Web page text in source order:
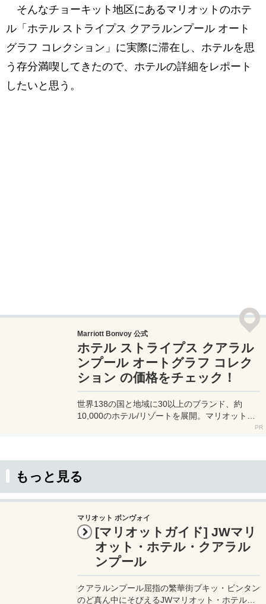
そんなチョーキット地区にあるマリオットのホテ
ル「ホテル ストライプス クアラルンプール オート
グラフ コレクション」に実際に滞在し、ホテルを思
う存分満喫してきたので、ホテルの詳細をレポート
したいと思う。
Marriott Bonvoy 公式
ホテル ストライプス クアラル
ンプール オートグラフ コレク
ション の価格をチェック！
世界138の国と地域に30以上のブランド、約
10,000のホテル/リゾートを展開。マリオット提
携ホテル予約は一番お得なマリオット公式サイト
もっと見る
マリオット ボンヴォイ
[マリオットガイド] JWマリ
オット・ホテル・クアラル
ンプール
クアラルンプール屈指の繁華街ブキッ・ビンタン
のど真ん中にそびえるJWマリオット・ホテル・